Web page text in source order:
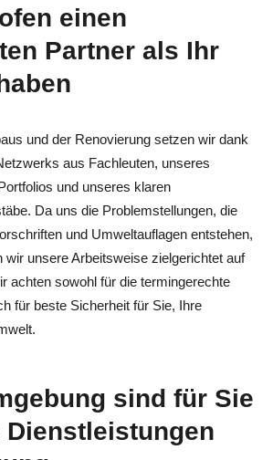
einen
Partner als Ihr
und der Renovierung setzen wir dank
aus Fachleuten, unseres
und unseres klaren
Da uns die Problemstellungen, die
und Umweltauflagen entstehen,
wir unsere Arbeitsweise zielgerichtet auf
achten sowohl für die termingerechte
für beste Sicherheit für Sie, Ihre
sind für Sie
Dienstleistungen